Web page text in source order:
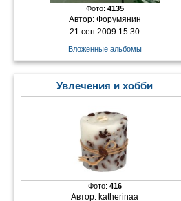
Фото: 4135
Автор: Форумянин
21 сен 2009 15:30
Вложенные альбомы
Увлечения и хобби
Фото: 416
Автор: katherinaa